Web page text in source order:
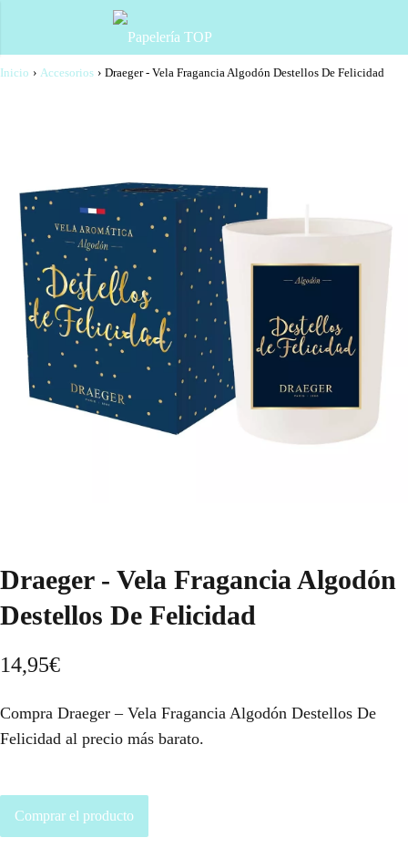
Inicio › Accesorios › Draeger - Vela Fragancia Algodón Destellos De Felicidad
Draeger - Vela Fragancia Algodón
Destellos De Felicidad
14,95€
Compra Draeger – Vela Fragancia Algodón Destellos De
Felicidad al precio más barato.
Comprar el producto